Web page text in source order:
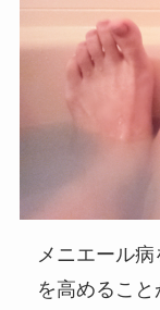
メニエール
を高めるこ